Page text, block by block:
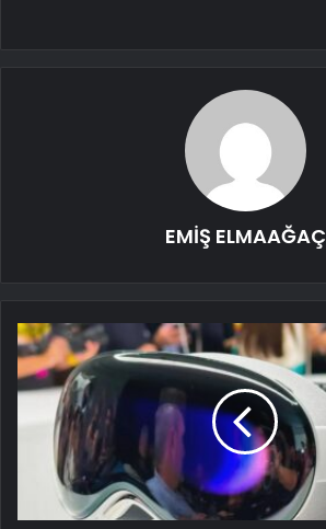
EMİŞ ELMAAĞAÇ